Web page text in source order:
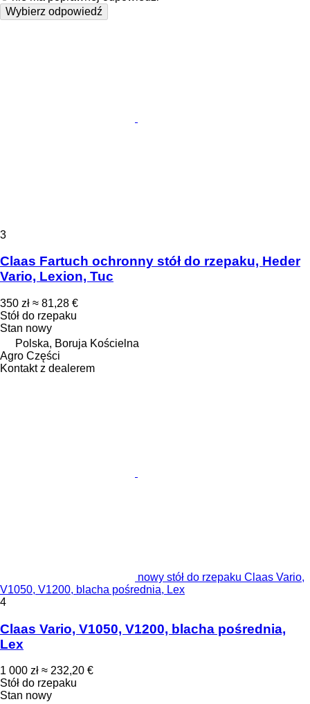
Wybierz odpowiedź
3
Claas Fartuch ochronny stół do rzepaku, Heder
Vario, Lexion, Tuc
350 zł ≈ 81,28 €
Stół do rzepaku
Stan nowy
Polska, Boruja Kościelna
Agro Części
Kontakt z dealerem
nowy stół do rzepaku Claas Vario,
V1050, V1200, blacha pośrednia, Lex
4
Claas Vario, V1050, V1200, blacha pośrednia,
Lex
1 000 zł ≈ 232,20 €
Stół do rzepaku
Stan nowy